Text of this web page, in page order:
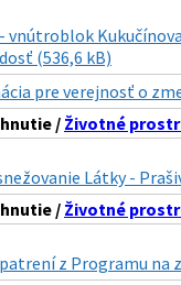
vnútroblok
(536,6 kB)
pre verejnosť o
/Životné
Látky -
/Životné
z Programu na